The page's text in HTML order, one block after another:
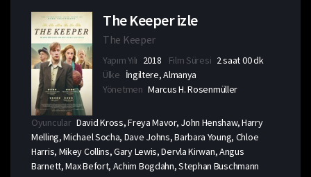
The Keeper izle
The Keeper
Yapım Yılı 2018 Film Süresi 2 saat 00 dk
Ülke İngiltere, Almanya
Yönetmen Marcus H. Rosenmüller
Oyuncular David Kross, Freya Mavor, John Henshaw, Harry
Melling, Michael Socha, Dave Johns, Barbara Young, Chloe
Harris, Mikey Collins, Gary Lewis, Dervla Kirwan, Angus
Barnett, Max Befort, Achim Bogdahn, Stephan Buschmann